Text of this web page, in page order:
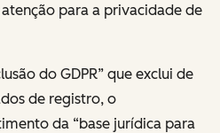
para a privacidade de
do GDPR” que exclui de
de registro, o
da “base jurídica para